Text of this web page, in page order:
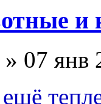
и
» 07 янв